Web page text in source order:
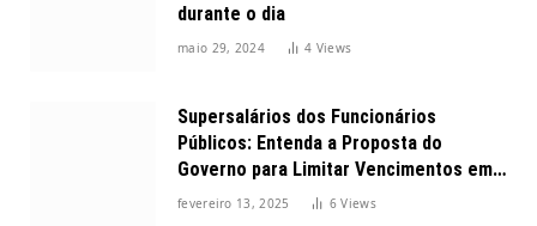
durante o dia
maio 29, 2024 4 Views
Supersalários dos Funcionários
Públicos: Entenda a Proposta do
Governo para Limitar Vencimentos em
2025
fevereiro 13, 2025 6Views